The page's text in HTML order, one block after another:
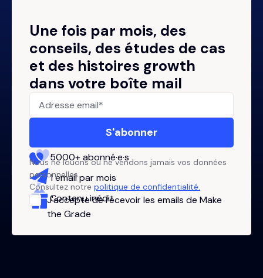
Une fois par mois, des
conseils, des études de cas
et des histoires growth
dans votre boîte mail
Nous ne louons ou ne vendons jamais vos données
personnelles.
Consultez notre politique de confidentialité.
J'accepte de recevoir les emails de Make
the Grade
5000+ abonné·e·s
1 email par mois
Contenu inédit